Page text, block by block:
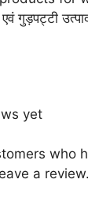
yet
who
a review.